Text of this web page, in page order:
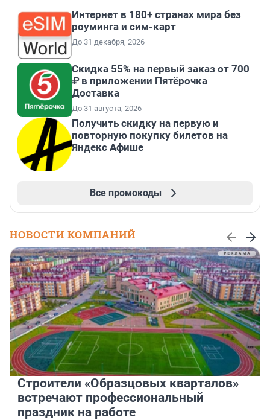
Интернет в 180+ странах мира без
роуминга и сим-карт
До 31 декабря, 2026
Скидка 55% на первый заказ от 700
₽ в приложении Пятёрочка
Доставка
До 31 августа, 2026
Получить скидку на первую и
повторную покупку билетов на
Яндекс Афише
Все промокоды
НОВОСТИ КОМПАНИЙ
Строители «Образцовых кварталов»
встречают профессиональный
праздник на работе